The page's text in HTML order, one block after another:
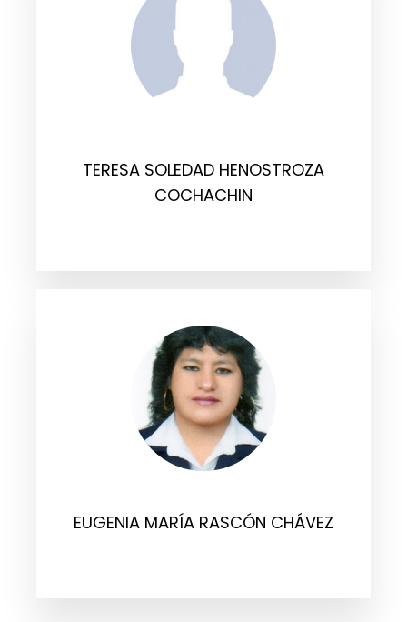
TERESA SOLEDAD HENOSTROZA
COCHACHIN
EUGENIA MARÍA RASCÓN CHÁVEZ